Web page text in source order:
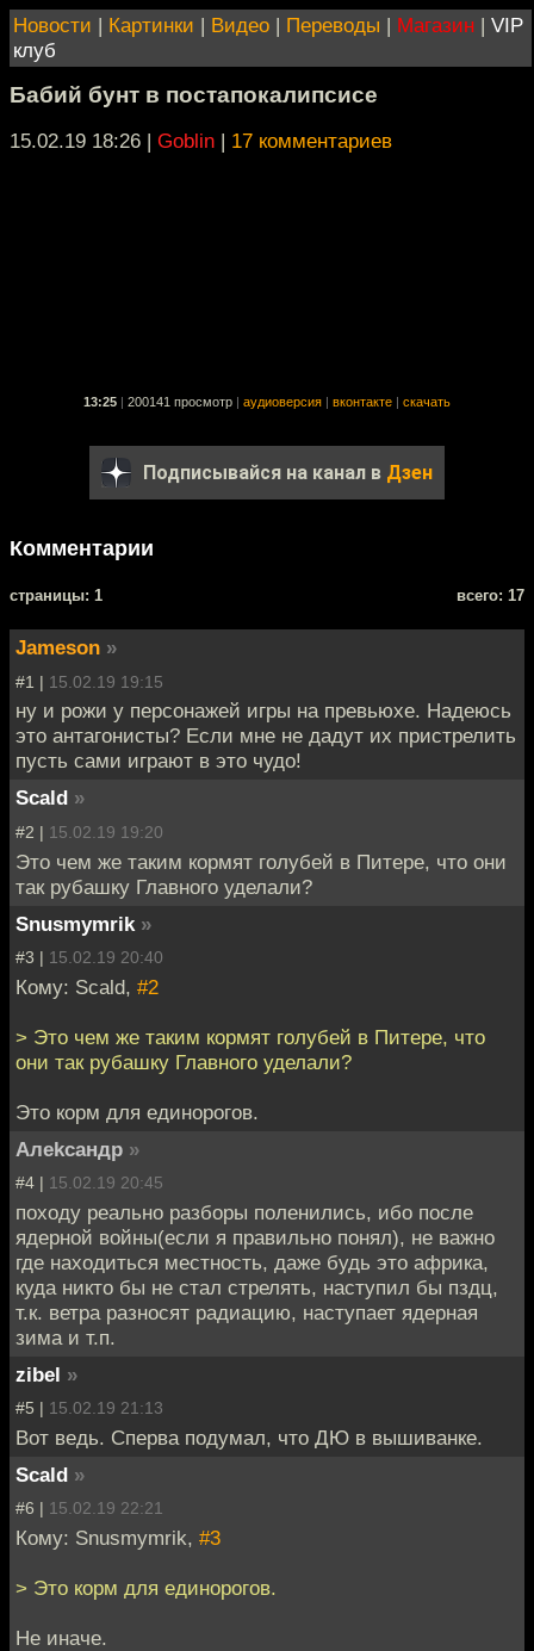
Новости | Картинки | Видео | Переводы | Магазин | VIP
клуб
Бабий бунт в постапокалипсисе
15.02.19 18:26 | Goblin | 17 комментариев
13:25 200141 просмотр аудиоверсия вконтакте скачать
Подписывайся на канал в Дзен
Комментарии
cтраницы: 1 всего: 17
Jameson »
#1 | 15.02.19 19:15
ну и рожи у персонажей игры на превьюхе. Надеюсь
это антагонисты? Если мне не дадут их пристрелить
пусть сами играют в это чудо!
Scald »
#2 | 15.02.19 19:20
Это чем же таким кормят голубей в Питере, что они
так рубашку Главного уделали?
Snusmymrik »
#3 | 15.02.19 20:40
Кому: Scald, #2
> Это чем же таким кормят голубей в Питере, что
они так рубашку Главного уделали?
Это корм для единорогов.
Алеkсандр »
#4 | 15.02.19 20:45
походу реально разборы поленились, ибо после
ядерной войны(если я правильно понял), не важно
где находиться местность, даже будь это африка,
куда никто бы не стал стрелять, наступил бы пздц,
т.к. ветра разносят радиацию, наступает ядерная
зима и т.п.
zibel »
#5 | 15.02.19 21:13
Вот ведь. Сперва подумал, что ДЮ в вышиванке.
Scald »
#6 | 15.02.19 22:21
Кому: Snusmymrik, #3
> Это корм для единорогов.
Не иначе.